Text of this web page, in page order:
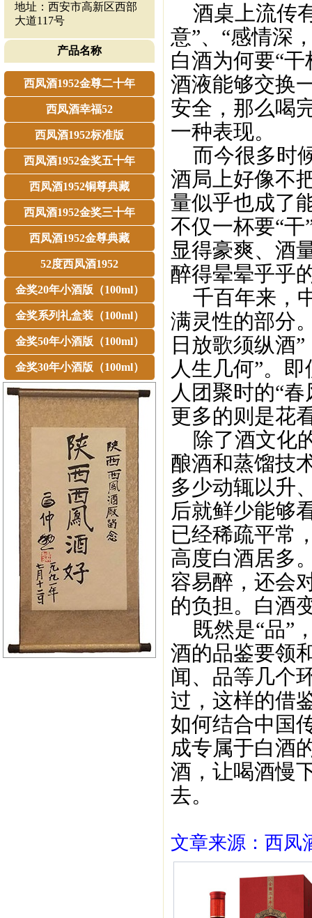
地址：西安市高新区西部
大道117号
产品名称
西凤酒1952金尊二十年
西凤酒幸福52
西凤酒1952标准版
西凤酒1952金奖五十年
西凤酒1952铜尊典藏
西凤酒1952金奖三十年
西凤酒1952金尊典藏
52度西凤酒1952
金奖20年小酒版（100ml）
金奖系列礼盒装（100ml）
金奖50年小酒版（100ml）
金奖30年小酒版（100ml）
酒桌上流传
意”、“感情深
白酒为何要“
酒液能够交换
安全，那么喝
一种表现。
而今很多时
酒局上好像不
量似乎也成了
不仅一杯要“
显得豪爽、酒
醉得晕晕乎乎
千百年来，
满灵性的部分
日放歌须纵酒
人生几何”。
人团聚时的“
更多的则是花
除了酒文化
酿酒和蒸馏技
多少动辄以升
后就鲜少能够
已经稀疏平常
高度白酒居多
容易醉，还会
的负担。白酒
既然是“品”
酒的品鉴要领
闻、品等几个
过，这样的借
如何结合中国
成专属于白酒
酒，让喝酒慢
去。
文章来源：西凤